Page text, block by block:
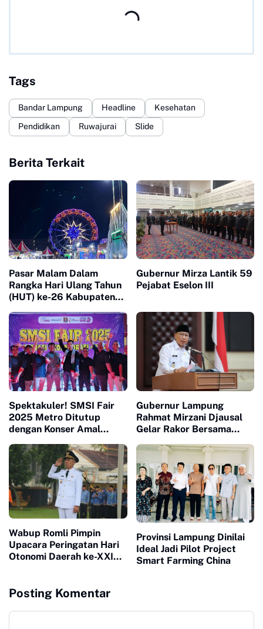
Tags
Bandar Lampung Headline
Kesehatan
Pendidikan
Ruwajurai Slide
Berita Terkait
Pasar Malam Dalam
Rangka Hari Ulang Tahun
(HUT) ke-26 Kabupaten
Wahana Hiburan
Masyarakat Setempat
Gubernur Mirza Lantik 59
Pejabat Eselon III
Spektakuler! SMSI Fair
2025 Metro Ditutup
dengan Konser Amal
Gubernur Lampung
Rahmat Mirzani Djausal
Gelar Rakor Bersama
Provinsi Lampung
Wabup Romli Pimpin
Upacara Peringatan Hari
Otonomi Daerah ke-XXIX
Provinsi Lampung Dinilai
Ideal Jadi Pilot Project
Smart Farming China
Posting Komentar